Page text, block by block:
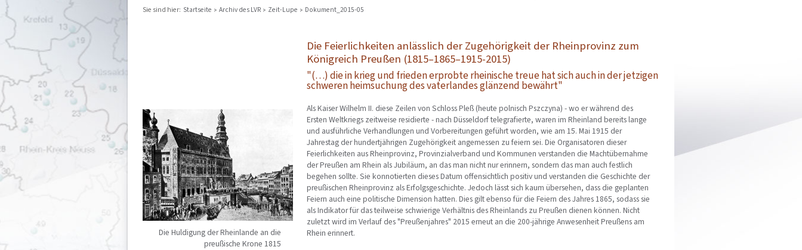
Sie sind hier: Startseite Archiv des LVR Zeit-Lupe Dokument_2015-05
Die Feierlichkeiten anlässlich der Zugehörigkeit der Rheinprovinz zum
Königreich Preußen (1815–1865–1915-2015)
"(…) die in krieg und frieden erprobte rheinische treue hat sich auch in der jetzigen
schweren heimsuchung des vaterlandes glänzend bewährt"
Die Huldigung der Rheinlande an die
preußische Krone 1815
Als Kaiser Wilhelm II. diese Zeilen von Schloss Pleß (heute polnisch Pszczyna) - wo er während des
Ersten Weltkriegs zeitweise residierte - nach Düsseldorf telegrafierte, waren im Rheinland bereits lange
und ausführliche Verhandlungen und Vorbereitungen geführt worden, wie am 15. Mai 1915 der
Jahrestag der hundertjährigen Zugehörigkeit angemessen zu feiern sei. Die Organisatoren dieser
Feierlichkeiten aus Rheinprovinz, Provinzialverband und Kommunen verstanden die Machtübernahme
der Preußen am Rhein als Jubiläum, an das man nicht nur erinnern, sondern das man auch festlich
begehen sollte. Sie konnotierten dieses Datum offensichtlich positiv und verstanden die Geschichte der
preußischen Rheinprovinz als Erfolgsgeschichte. Jedoch lässt sich kaum übersehen, dass die geplanten
Feiern auch eine politische Dimension hatten. Dies gilt ebenso für die Feiern des Jahres 1865, sodass sie
als Indikator für das teilweise schwierige Verhältnis des Rheinlands zu Preußen dienen können. Nicht
zuletzt wird im Verlauf des "Preußenjahres" 2015 erneut an die 200-jährige Anwesenheit Preußens am
Rhein erinnert.